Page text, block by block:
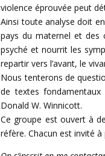
violence éprouvée peut
Ainsi toute analyse doit
pays du maternel et des
psyché et nourrit les
repartir vers l’avant, le
Nous tenterons de
de textes fondamentaux
Donald W. Winnicott.
Ce groupe est ouvert à
réfère. Chacun est invité